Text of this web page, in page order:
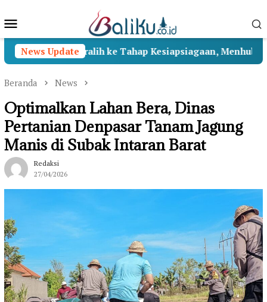
ke
Mobile
News Update
II Beralih ke Tahap Kesiapsiagaan, Menhub Pastikan
Beranda News
Optimalkan Lahan Bera, Dinas
Pertanian Denpasar Tanam Jagung
Manis di Subak Intaran Barat
Redaksi
27/04/2026